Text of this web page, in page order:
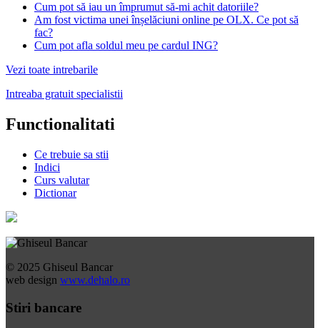
Cum pot să iau un împrumut să-mi achit datoriile?
Am fost victima unei înșelăciuni online pe OLX. Ce pot să
fac?
Cum pot afla soldul meu pe cardul ING?
Vezi toate intrebarile
Intreaba gratuit specialistii
Functionalitati
Ce trebuie sa stii
Indici
Curs valutar
Dictionar
© 2025 Ghiseul Bancar
web design www.dehalo.ro
Stiri bancare